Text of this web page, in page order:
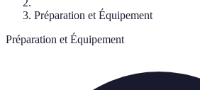
Préparation et Équipement
Préparation et Équipement